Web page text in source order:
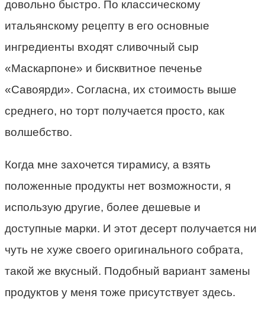
довольно быстро. По классическому
итальянскому рецепту в его основные
ингредиенты входят сливочный сыр
«Маскарпоне» и бисквитное печенье
«Савоярди». Согласна, их стоимость выше
среднего, но торт получается просто, как
волшебство.
Когда мне захочется тирамису, а взять
положенные продукты нет возможности, я
использую другие, более дешевые и
доступные марки. И этот десерт получается ни
чуть не хуже своего оригинального собрата,
такой же вкусный. Подобный вариант замены
продуктов у меня тоже присутствует здесь.